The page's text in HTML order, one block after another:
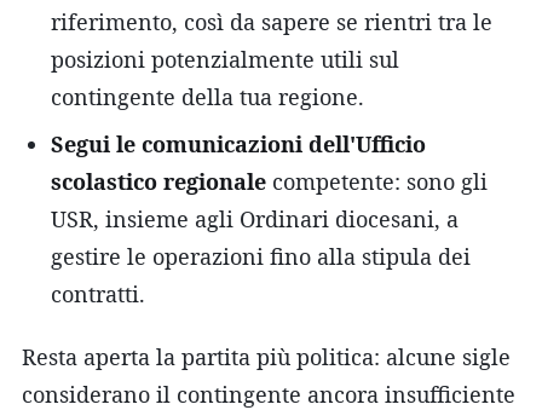
riferimento, così da sapere se rientri tra le
posizioni potenzialmente utili sul
contingente della tua regione.
Segui le comunicazioni dell'Ufficio
scolastico regionale competente: sono gli
USR, insieme agli Ordinari diocesani, a
gestire le operazioni fino alla stipula dei
contratti.
Resta aperta la partita più politica: alcune sigle
considerano il contingente ancora insufficiente